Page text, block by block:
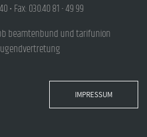
• Fax: 030.40 81 - 49 99
beamtenbund und tarifunion
IMPRESSUM